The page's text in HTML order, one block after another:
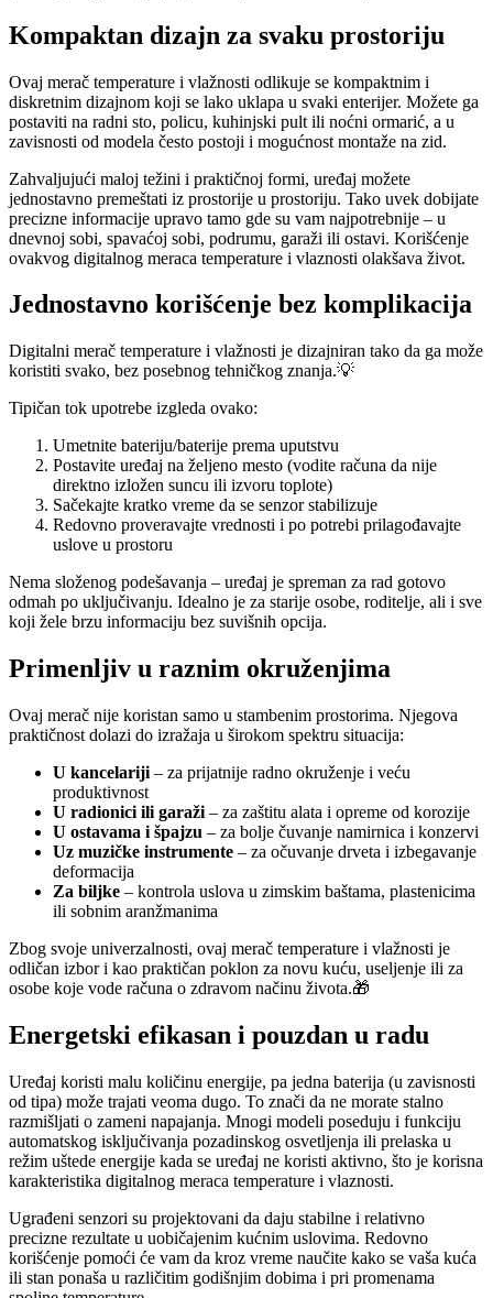
Kompaktan dizajn za svaku prostoriju
Ovaj merač temperature i vlažnosti odlikuje se kompaktnim i
diskretnim dizajnom koji se lako uklapa u svaki enterijer. Možete ga
postaviti na radni sto, policu, kuhinjski pult ili noćni ormarić, a u
zavisnosti od modela često postoji i mogućnost montaže na zid.
Zahvaljujući maloj težini i praktičnoj formi, uređaj možete
jednostavno premeštati iz prostorije u prostoriju. Tako uvek dobijate
precizne informacije upravo tamo gde su vam najpotrebnije – u
dnevnoj sobi, spavaćoj sobi, podrumu, garaži ili ostavi. Korišćenje
ovakvog digitalnog meraca temperature i vlaznosti olakšava život.
Jednostavno korišćenje bez komplikacija
Digitalni merač temperature i vlažnosti je dizajniran tako da ga može
koristiti svako, bez posebnog tehničkog znanja.💡
Tipičan tok upotrebe izgleda ovako:
Umetnite bateriju/baterije prema uputstvu
Postavite uređaj na željeno mesto (vodite računa da nije
direktno izložen suncu ili izvoru toplote)
Sačekajte kratko vreme da se senzor stabilizuje
Redovno proveravajte vrednosti i po potrebi prilagođavajte
uslove u prostoru
Nema složenog podešavanja – uređaj je spreman za rad gotovo
odmah po uključivanju. Idealno je za starije osobe, roditelje, ali i sve
koji žele brzu informaciju bez suvišnih opcija.
Primenljiv u raznim okruženjima
Ovaj merač nije koristan samo u stambenim prostorima. Njegova
praktičnost dolazi do izražaja u širokom spektru situacija:
U kancelariji – za prijatnije radno okruženje i veću
produktivnost
U radionici ili garaži – za zaštitu alata i opreme od korozije
U ostavama i špajzu – za bolje čuvanje namirnica i konzervi
Uz muzičke instrumente – za očuvanje drveta i izbegavanje
deformacija
Za biljke – kontrola uslova u zimskim baštama, plastenicima
ili sobnim aranžmanima
Zbog svoje univerzalnosti, ovaj merač temperature i vlažnosti je
odličan izbor i kao praktičan poklon za novu kuću, useljenje ili za
osobe koje vode računa o zdravom načinu života.🎁
Energetski efikasan i pouzdan u radu
Uređaj koristi malu količinu energije, pa jedna baterija (u zavisnosti
od tipa) može trajati veoma dugo. To znači da ne morate stalno
razmišljati o zameni napajanja. Mnogi modeli poseduju i funkciju
automatskog isključivanja pozadinskog osvetljenja ili prelaska u
režim uštede energije kada se uređaj ne koristi aktivno, što je korisna
karakteristika digitalnog meraca temperature i vlaznosti.
Ugrađeni senzori su projektovani da daju stabilne i relativno
precizne rezultate u uobičajenim kućnim uslovima. Redovno
korišćenje pomoći će vam da kroz vreme naučite kako se vaša kuća
ili stan ponaša u različitim godišnjim dobima i pri promenama